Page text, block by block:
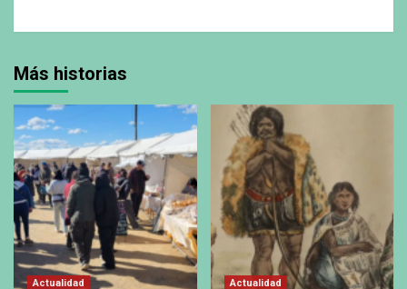
Más historias
Actualidad Actualidad